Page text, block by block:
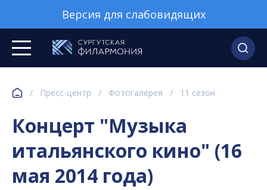
Версия для слабовидящих
/ Пресс-центр / Фотогалерея / 11 сезон
Концерт "Музыка
итальянского кино" (16
мая 2014 года)